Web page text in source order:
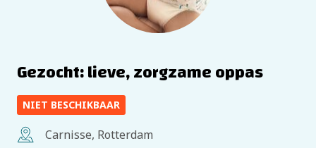
Gezocht: lieve, zorgzame oppas
NIET BESCHIKBAAR
Carnisse, Rotterdam